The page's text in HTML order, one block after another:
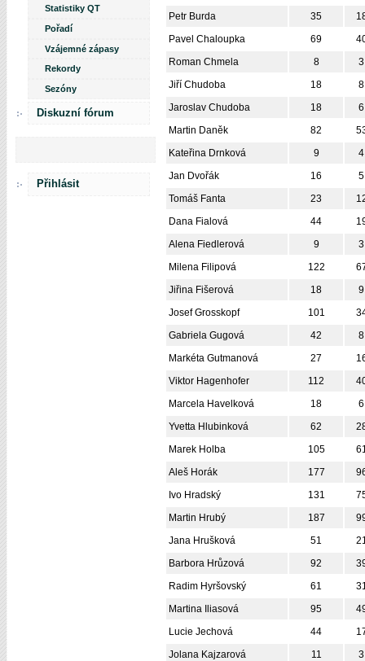
Statistiky QT
Pořadí
Vzájemné zápasy
Rekordy
Sezóny
Diskuzní fórum
Přihlásit
Petr Burda
35
Pavel Chaloupka
69
Roman Chmela
8
3
Jiří Chudoba
18
8
Jaroslav Chudoba
18
6
Martin Daněk
82
Kateřina Drnková
9
4
Jan Dvořák
16
5
Tomáš Fanta
23
Dana Fialová
44
Alena Fiedlerová
9
3
Milena Filipová
122
Jiřina Fišerová
18
9
Josef Grosskopf
101
Gabriela Gugová
42
8
Markéta Gutmanová
27
Viktor Hagenhofer
112
Marcela Havelková
18
6
Yvetta Hlubinková
62
Marek Holba
105
Aleš Horák
177
Ivo Hradský
131
Martin Hrubý
187
Jana Hrušková
51
Barbora Hrůzová
92
Radim Hyršovský
61
Martina Iliasová
95
Lucie Jechová
44
Jolana Kajzarová
11
3